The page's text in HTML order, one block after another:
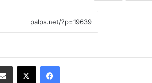
فيسبوك ‫X